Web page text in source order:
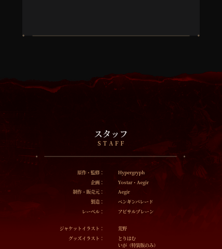
スタッフ
S T A F F
原作・監修：
Hypergryph
企画：
Yostar・Aegir
制作・販売元：
Aegir
製造：
ペンギンパレード
レーベル：
アビサルプレーン
ジャケットイラスト：
荒野
グッズイラスト：
とりはむ
いが（特装版のみ）